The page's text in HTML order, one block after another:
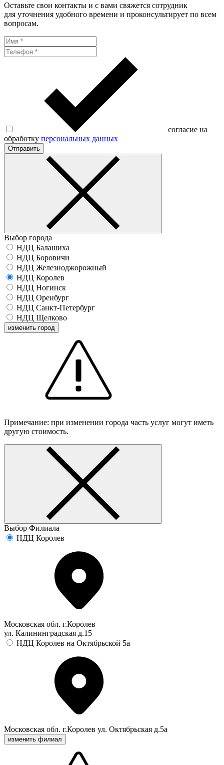
Оставьте свои контакты и с вами свяжется сотрудник
для уточнения удобного времени и проконсультирует по всем
вопросам.
согласие на
обработку персональных данных
Отправить
Выбор города
НДЦ Балашиха
НДЦ Боровичи
НДЦ Железноджорожный
НДЦ Королев
НДЦ Ногинск
НДЦ Оренбург
НДЦ Санкт-Петербург
НДЦ Щелково
изменить город
Примечание: при изменении города часть услуг могут иметь
другую стоимость.
Выбор Филиала
НДЦ Королев
Московская обл. г.Королев
ул. Калининградская д.15
НДЦ Королев на Октябрьской 5а
Московская обл. г.Королев ул. Октябрьская д.5а
изменить филиал